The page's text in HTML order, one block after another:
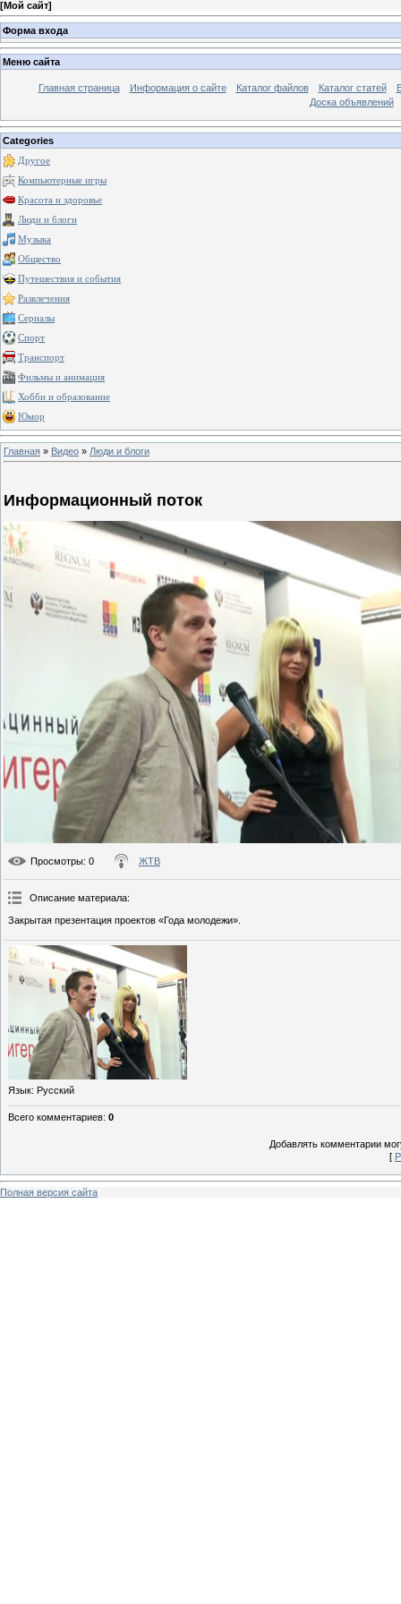
[Мой сайт]
Форма входа
Меню сайта
Главная страница Информация о сайте Каталог файлов Каталог статей
Доска объявлений
Categories
Другое
Компьютерные игры
Красота и здоровье
Люди и блоги
Музыка
Общество
Путешествия и события
Развлечения
Сериалы
Спорт
Транспорт
Фильмы и анимация
Хобби и образование
Юмор
Главная » Видео » Люди и блоги
Информационный поток
Просмотры: 0 ЖТВ
Описание материала:
Закрытая презентация проектов «Года молодежи».
Язык: Русский
Всего комментариев: 0
Добавлять комментарии
[
Полная версия сайта